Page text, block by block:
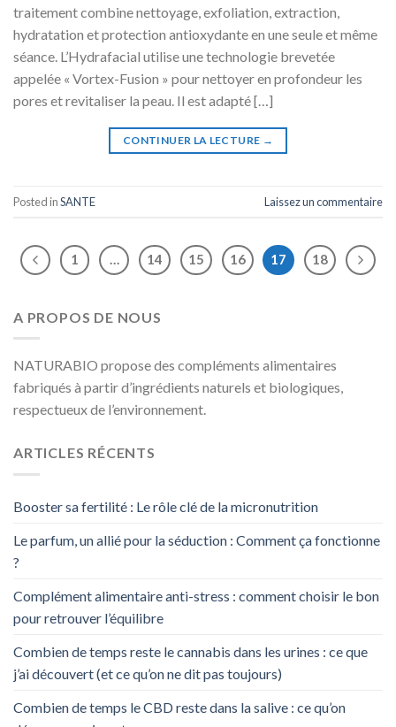
traitement combine nettoyage, exfoliation, extraction,
hydratation et protection antioxydante en une seule et même
séance. L’Hydrafacial utilise une technologie brevetée
appelée « Vortex-Fusion » pour nettoyer en profondeur les
pores et revitaliser la peau. Il est adapté […]
CONTINUER LA LECTURE →
Posted inSANTE Laissez un commentaire
1 … 14 15 16 17 18
A PROPOS DE NOUS
NATURABIO propose des compléments alimentaires
fabriqués à partir d’ingrédients naturels et biologiques,
respectueux de l’environnement.
ARTICLES RÉCENTS
Booster sa fertilité : Le rôle clé de la micronutrition
Le parfum, un allié pour la séduction : Comment ça fonctionne
?
Complément alimentaire anti-stress : comment choisir le bon
pour retrouver l’équilibre
Combien de temps reste le cannabis dans les urines : ce que
j’ai découvert (et ce qu’on ne dit pas toujours)
Combien de temps le CBD reste dans la salive : ce qu’on